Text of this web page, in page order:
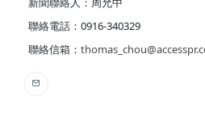
聯絡電話：0916-340329
聯絡信箱：